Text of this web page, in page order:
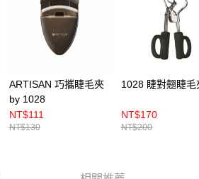
ARTISAN 巧攜睫毛夾
by 1028
NT$111
NT$130
1028 睫對翹睫毛
NT$170
NT$200